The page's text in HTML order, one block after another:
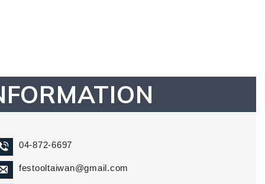
04-872-6697
festooltaiwan@gmail.com